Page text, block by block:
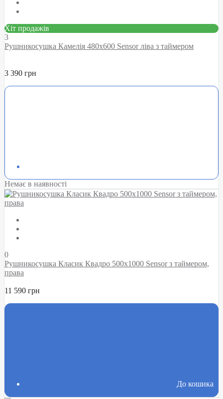
Хіт продажів
3
Рушникосушка Камелія 480х600 Sensor ліва з таймером
3 390 грн
Немає в наявності
0
Рушникосушка Класик Квадро 500х1000 Sensor з таймером,
права
11 590 грн
До кошика